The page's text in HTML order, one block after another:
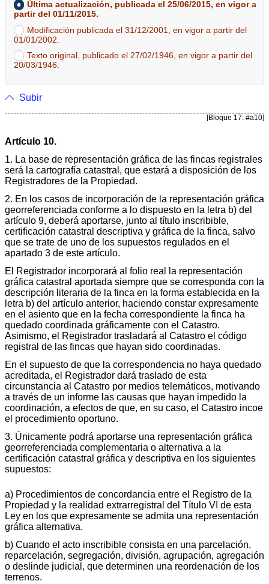
Última actualización, publicada el 25/06/2015, en vigor a
partir del 01/11/2015.
Modificación publicada el 31/12/2001, en vigor a partir del
01/01/2002.
Texto original, publicado el 27/02/1946, en vigor a partir del
20/03/1946.
Subir
[Bloque 17: #a10]
Artículo 10.
1. La base de representación gráfica de las fincas registrales
será la cartografía catastral, que estará a disposición de los
Registradores de la Propiedad.
2. En los casos de incorporación de la representación gráfica
georreferenciada conforme a lo dispuesto en la letra b) del
artículo 9, deberá aportarse, junto al título inscribible,
certificación catastral descriptiva y gráfica de la finca, salvo
que se trate de uno de los supuestos regulados en el
apartado 3 de este artículo.
El Registrador incorporará al folio real la representación
gráfica catastral aportada siempre que se corresponda con la
descripción literaria de la finca en la forma establecida en la
letra b) del artículo anterior, haciendo constar expresamente
en el asiento que en la fecha correspondiente la finca ha
quedado coordinada gráficamente con el Catastro.
Asimismo, el Registrador trasladará al Catastro el código
registral de las fincas que hayan sido coordinadas.
En el supuesto de que la correspondencia no haya quedado
acreditada, el Registrador dará traslado de esta
circunstancia al Catastro por medios telemáticos, motivando
a través de un informe las causas que hayan impedido la
coordinación, a efectos de que, en su caso, el Catastro incoe
el procedimiento oportuno.
3. Únicamente podrá aportarse una representación gráfica
georreferenciada complementaria o alternativa a la
certificación catastral gráfica y descriptiva en los siguientes
supuestos:
a) Procedimientos de concordancia entre el Registro de la
Propiedad y la realidad extrarregistral del Título VI de esta
Ley en los que expresamente se admita una representación
gráfica alternativa.
b) Cuando el acto inscribible consista en una parcelación,
reparcelación, segregación, división, agrupación, agregación
o deslinde judicial, que determinen una reordenación de los
terrenos.